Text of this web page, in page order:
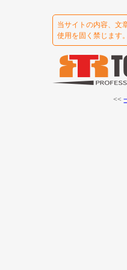
当サイトの内容、文
使用を固く禁じます。
<<